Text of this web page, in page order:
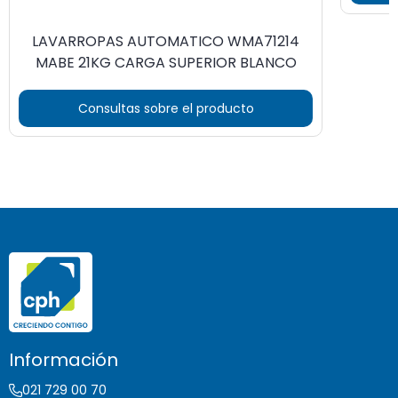
LAVARROPAS AUTOMATICO WMA71214
MABE 21KG CARGA SUPERIOR BLANCO
Consultas sobre el producto
Información
021 729 00 70